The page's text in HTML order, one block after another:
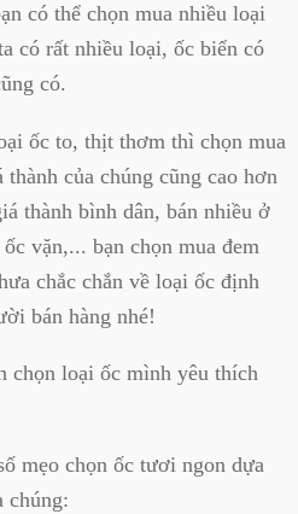
có thể chọn mua nhiều loại
có rất nhiều loại, ốc biển có
có.
ốc to, thịt thơm thì chọn mua
của chúng cũng cao hơn
thành bình dân, bán nhiều ở
vặn,... bạn chọn mua đem
chắc chắn về loại ốc định
bán hàng nhé!
chọn loại ốc mình yêu thích
mẹo chọn ốc tươi ngon dựa
chúng: